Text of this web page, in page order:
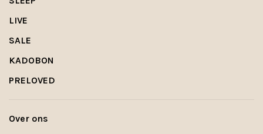
LIVE
SALE
KADOBON
PRELOVED
Over ons